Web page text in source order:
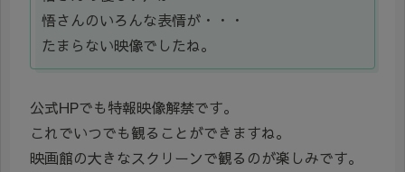
悟さんのいろんな表情が・・・
たまらない映像でしたね。
公式HPでも特報映像解禁です。
これでいつでも観ることができますね。
映画館の大きなスクリーンで観るのが楽しみです。